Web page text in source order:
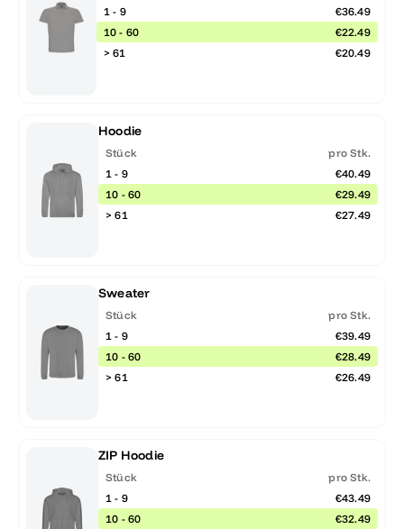
1 - 9
€36.49
10 - 60
€22.49
> 61
€20.49
Hoodie
Stück
pro Stk.
1 - 9
€40.49
10 - 60
€29.49
> 61
€27.49
Sweater
Stück
pro Stk.
1 - 9
€39.49
10 - 60
€28.49
> 61
€26.49
ZIP Hoodie
Stück
pro Stk.
1 - 9
€43.49
10 - 60
€32.49